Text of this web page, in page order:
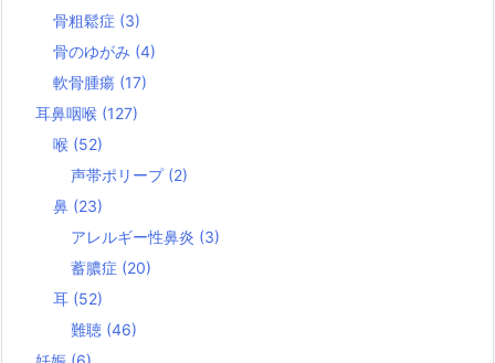
骨粗鬆症 (3)
骨のゆがみ (4)
軟骨腫瘍 (17)
耳鼻咽喉 (127)
喉 (52)
声帯ポリープ (2)
鼻 (23)
アレルギー性鼻炎 (3)
蓄膿症 (20)
耳 (52)
難聴 (46)